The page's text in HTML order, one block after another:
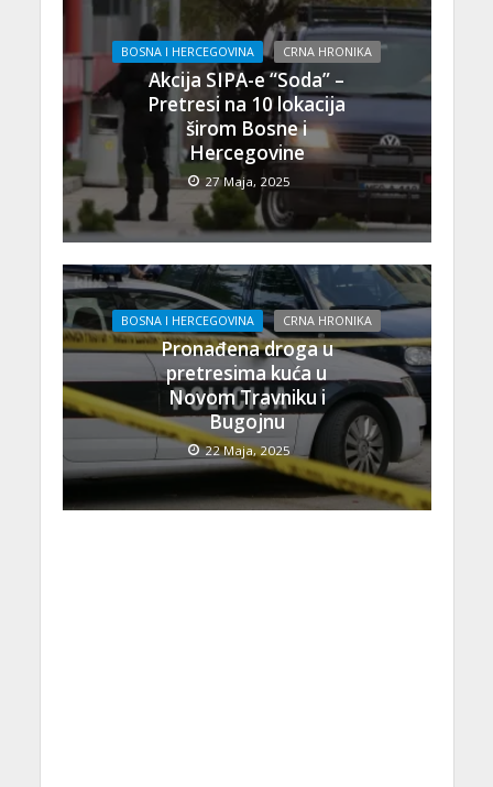
BOSNA I HERCEGOVINA CRNA HRONIKA
Akcija SIPA-e “Soda” –
Pretresi na 10 lokacija
širom Bosne i
Hercegovine
27 Maja, 2025
BOSNA I HERCEGOVINA CRNA HRONIKA
Pronađena droga u
pretresima kuća u
Novom Travniku i
Bugojnu
22 Maja, 2025